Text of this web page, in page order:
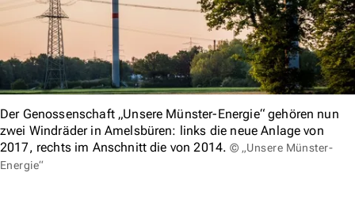
Der Genossenschaft „Unsere Münster-Energie“ gehören nun
zwei Windräder in Amelsbüren: links die neue Anlage von
2017, rechts im Anschnitt die von 2014. © „Unsere Münster-
Energie“